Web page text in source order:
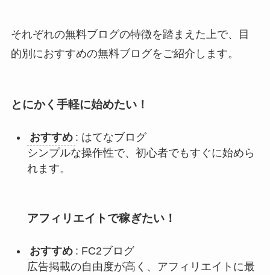
それぞれの無料ブログの特徴を踏まえた上で、目
的別におすすめの無料ブログをご紹介します。
とにかく手軽に始めたい！
おすすめ : はてなブログ
シンプルな操作性で、初心者でもすぐに始めら
れます。
アフィリエイトで稼ぎたい！
おすすめ : FC2ブログ
広告掲載の自由度が高く、アフィリエイトに最